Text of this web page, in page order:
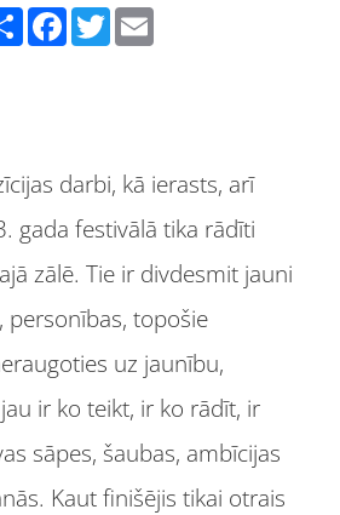
Facebook Twitter
darbi, kā ierasts, arī
gada festivālā tika rādīti
zālē. Tie ir divdesmit jauni
personības, topošie
uz jaunību,
ir ko teikt, ir ko rādīt, ir
sāpes, šaubas, ambīcijas
Kaut finišējis tikai otrais